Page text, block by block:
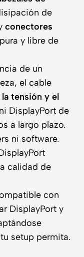
de
conectores
y libre de
de un
el cable
tensión y el
DisplayPort de
a largo plazo.
ni software.
calidad de
con
DisplayPort y
setup permita.